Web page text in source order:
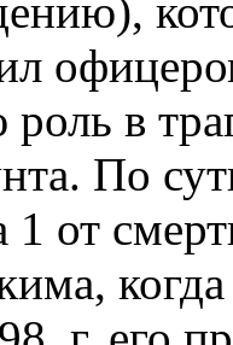
в
По
1 от